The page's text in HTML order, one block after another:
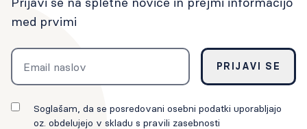
med prvimi
Email
PRIJAVI SE
Soglašam, da se posredovani osebni podatki uporabljajo
oz. obdelujejo v skladu s pravili zasebnosti